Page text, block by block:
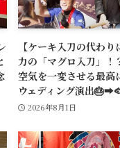
【ケーキ入刀の代わり
力の「マグロ入刀」！
空気を一変させる最高
ウェディング演出
2026年8月1日